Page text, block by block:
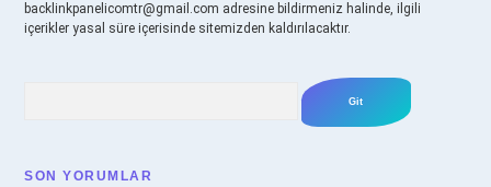
backlinkpanelicomtr@gmail.com adresine bildirmeniz halinde, ilgili
içerikler yasal süre içerisinde sitemizden kaldırılacaktır.
SON YORUMLAR